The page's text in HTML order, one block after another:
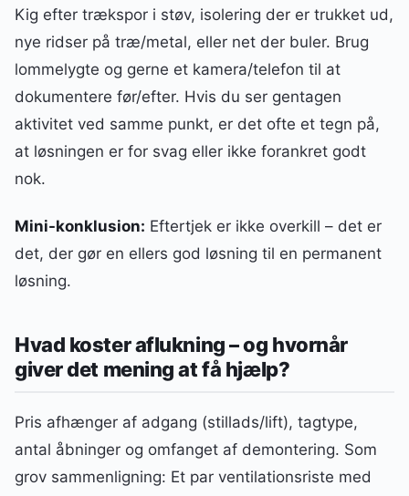
Kig efter trækspor i støv, isolering der er trukket ud,
nye ridser på træ/metal, eller net der buler. Brug
lommelygte og gerne et kamera/telefon til at
dokumentere før/efter. Hvis du ser gentagen
aktivitet ved samme punkt, er det ofte et tegn på,
at løsningen er for svag eller ikke forankret godt
nok.
Mini-konklusion: Eftertjek er ikke overkill – det er
det, der gør en ellers god løsning til en permanent
løsning.
Hvad koster aflukning – og hvornår
giver det mening at få hjælp?
Pris afhænger af adgang (stillads/lift), tagtype,
antal åbninger og omfanget af demontering. Som
grov sammenligning: Et par ventilationsriste med